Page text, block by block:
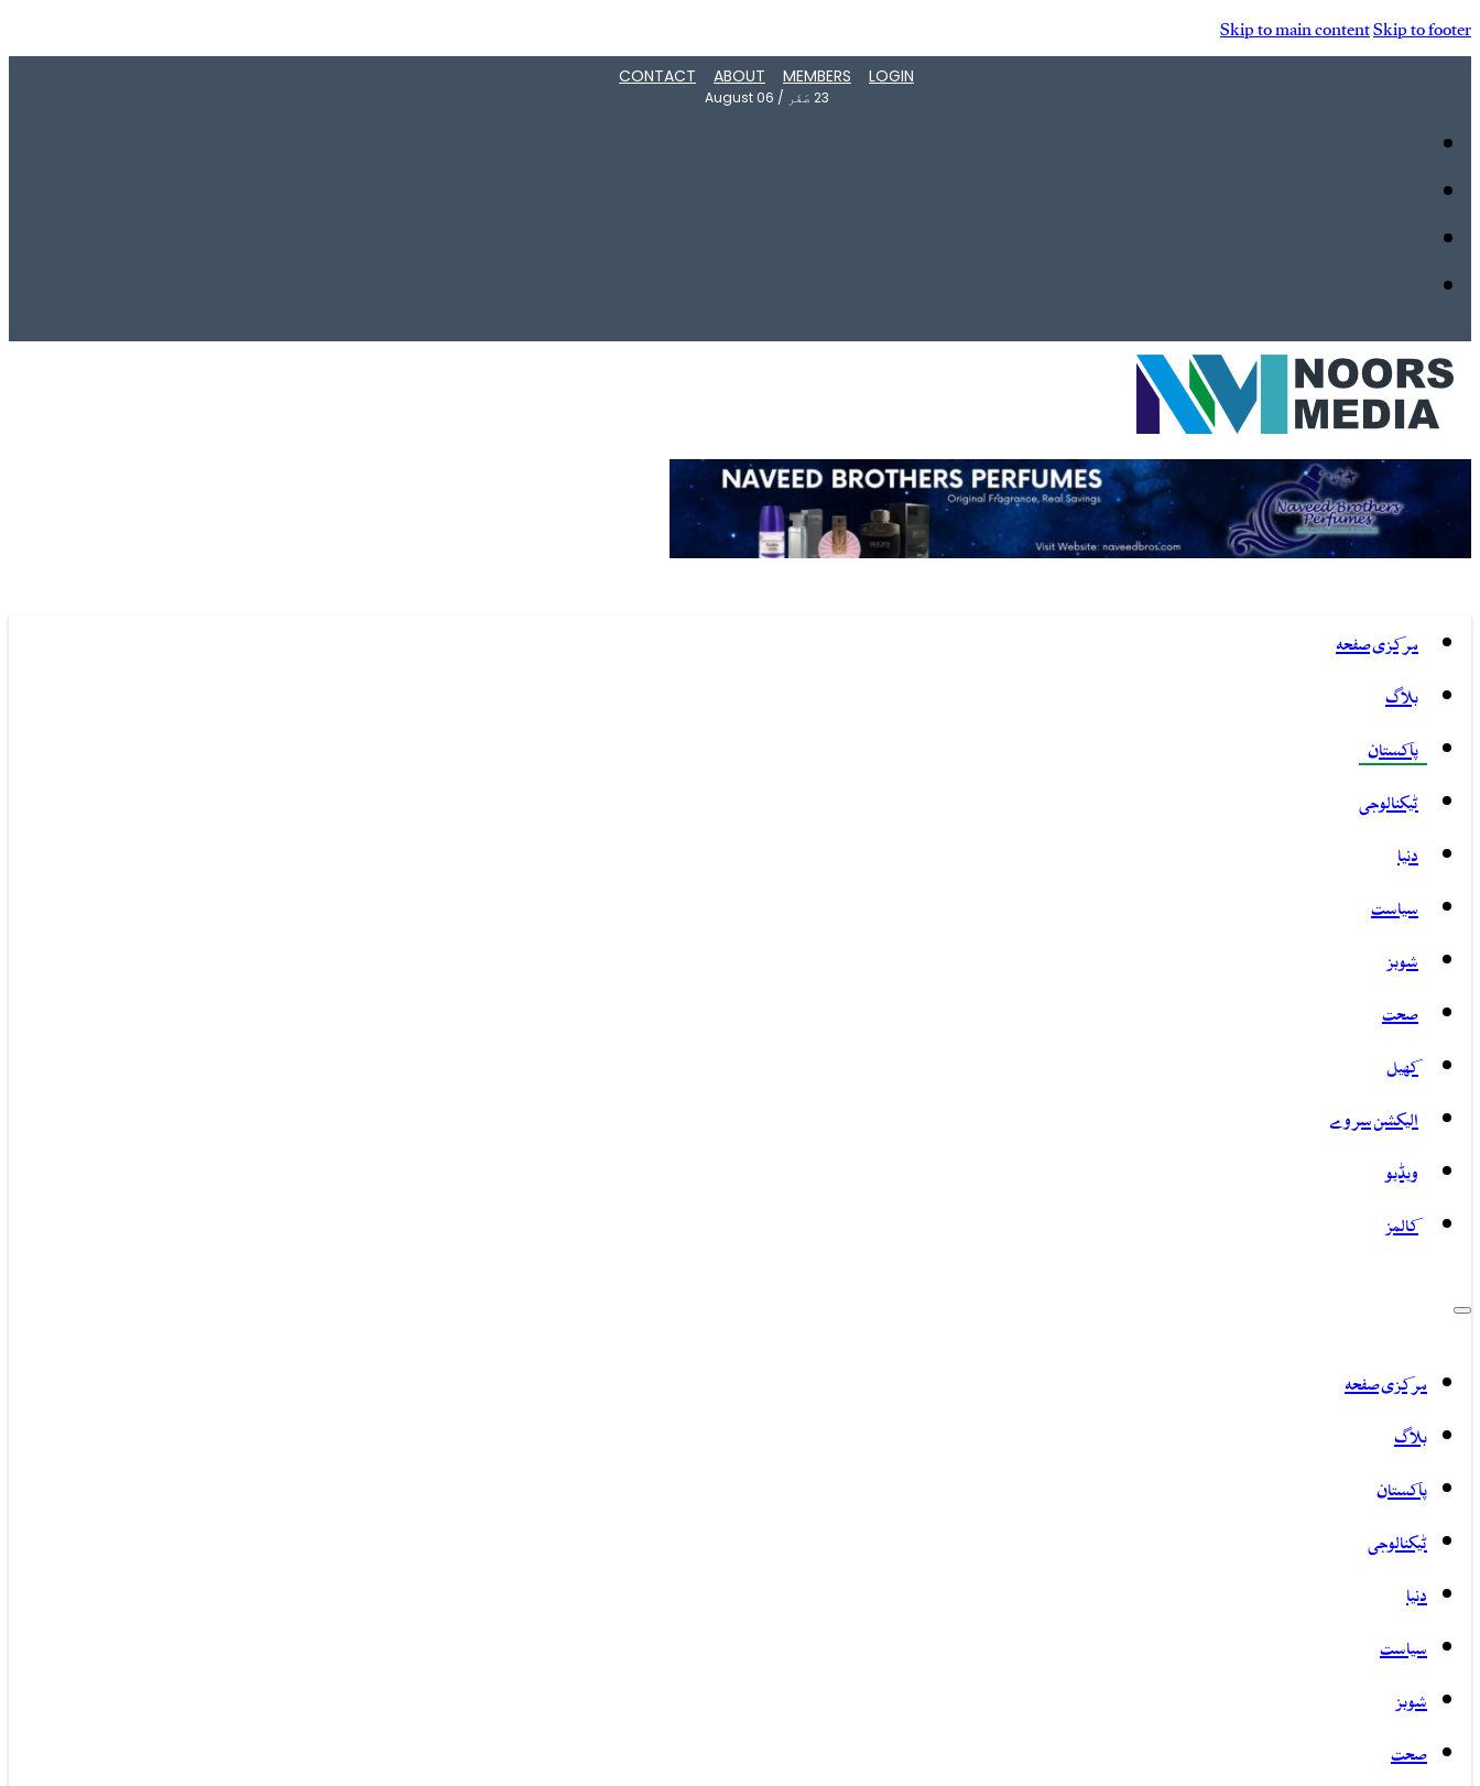
Skip to main contentSkip to footer
LOGIN
MEMBERS
ABOUT
CONTACT
23 صَفَر /
August 06
مرکزی صفحہ
بلاگ
پاکستان
ٹیکنالوجی
دنیا
سیاست
شوبز
صحت
کھیل
الیکشن سروے
ویڈیو
کالمز
مرکزی صفحہ
بلاگ
پاکستان
ٹیکنالوجی
دنیا
سیاست
شوبز
صحت